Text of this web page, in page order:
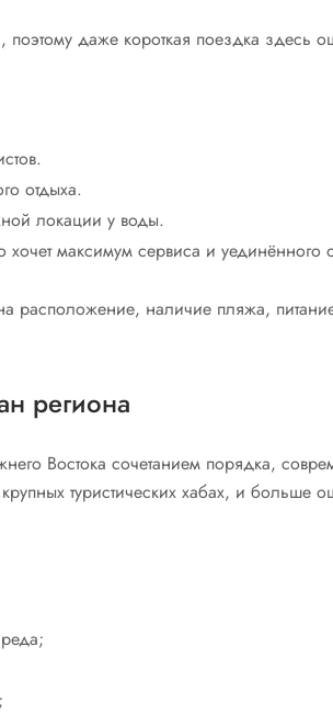
поэтому даже короткая поездка здесь
отдыха.
локации у воды.
максимум сервиса и уединённого
расположение, наличие пляжа,
региона
Востока сочетанием порядка,
туристических хабах, и больше